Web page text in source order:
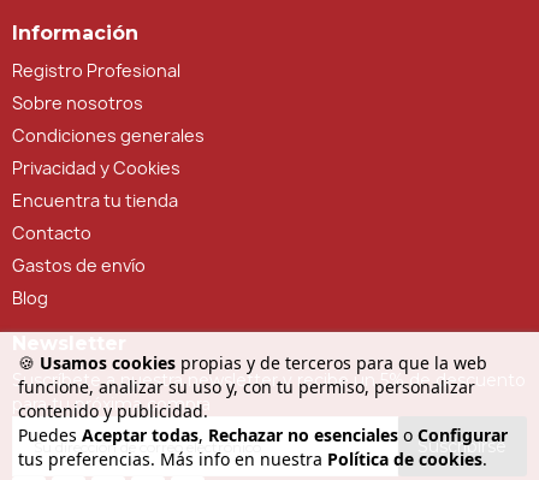
🍪 Usamos cookies propias y de terceros para que la web
funcione, analizar su uso y, con tu permiso, personalizar
contenido y publicidad.
Puedes Aceptar todas, Rechazar no esenciales o Configurar
tus preferencias. Más info en nuestra Política de cookies.
Información
Registro Profesional
Sobre nosotros
Condiciones generales
Privacidad y Cookies
Encuentra tu tienda
Contacto
Gastos de envío
Blog
Suscríbete a nuestra newsletter y recibe un 5% de descuento
para tu próxima compra
Suscribirse